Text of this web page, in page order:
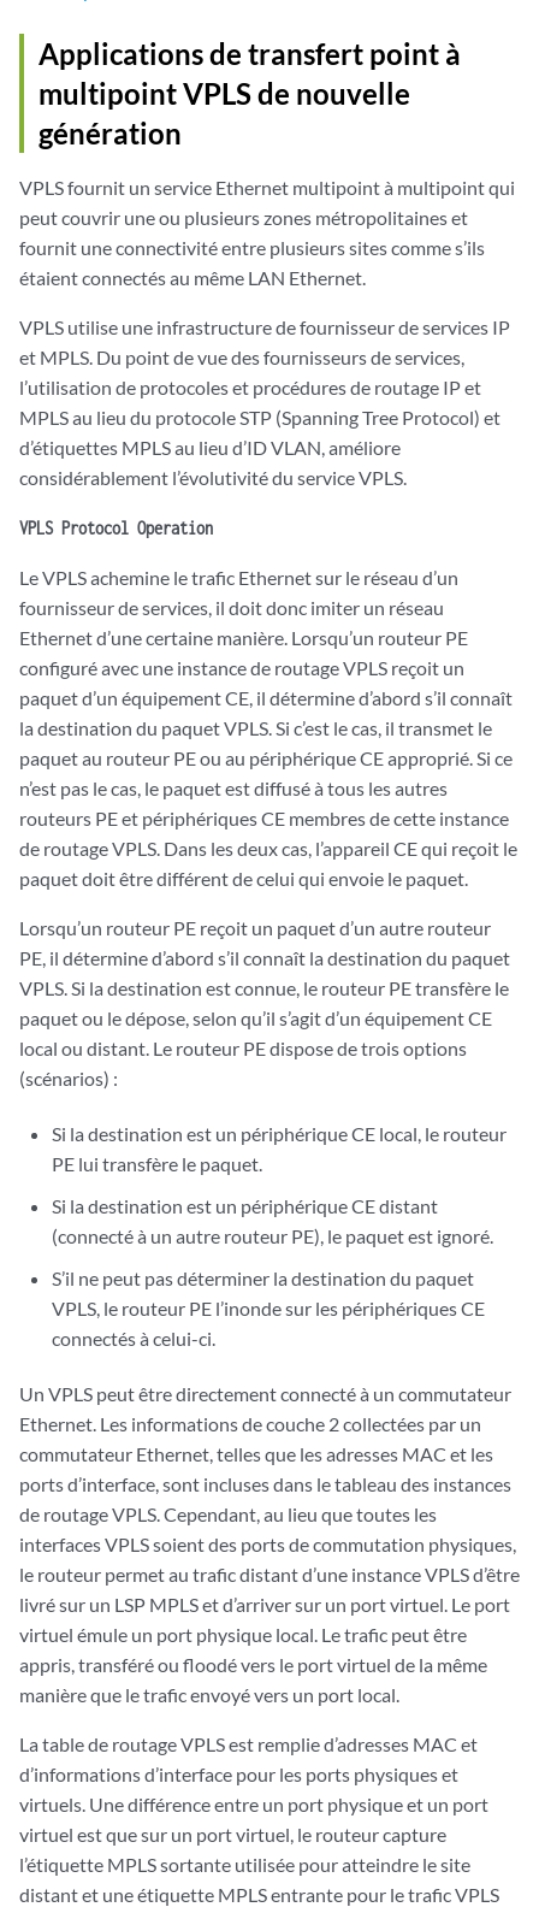
Applications de transfert point à
multipoint VPLS de nouvelle
génération
VPLS fournit un service Ethernet multipoint à multipoint qui
peut couvrir une ou plusieurs zones métropolitaines et
fournit une connectivité entre plusieurs sites comme s’ils
étaient connectés au même LAN Ethernet.
VPLS utilise une infrastructure de fournisseur de services IP
et MPLS. Du point de vue des fournisseurs de services,
l’utilisation de protocoles et procédures de routage IP et
MPLS au lieu du protocole STP (Spanning Tree Protocol) et
d’étiquettes MPLS au lieu d’ID VLAN, améliore
considérablement l’évolutivité du service VPLS.
VPLS Protocol Operation
Le VPLS achemine le trafic Ethernet sur le réseau d’un
fournisseur de services, il doit donc imiter un réseau
Ethernet d’une certaine manière. Lorsqu’un routeur PE
configuré avec une instance de routage VPLS reçoit un
paquet d’un équipement CE, il détermine d’abord s’il connaît
la destination du paquet VPLS. Si c’est le cas, il transmet le
paquet au routeur PE ou au périphérique CE approprié. Si ce
n’est pas le cas, le paquet est diffusé à tous les autres
routeurs PE et périphériques CE membres de cette instance
de routage VPLS. Dans les deux cas, l’appareil CE qui reçoit le
paquet doit être différent de celui qui envoie le paquet.
Lorsqu’un routeur PE reçoit un paquet d’un autre routeur
PE, il détermine d’abord s’il connaît la destination du paquet
VPLS. Si la destination est connue, le routeur PE transfère le
paquet ou le dépose, selon qu’il s’agit d’un équipement CE
local ou distant. Le routeur PE dispose de trois options
(scénarios) :
Si la destination est un périphérique CE local, le routeur
PE lui transfère le paquet.
Si la destination est un périphérique CE distant
(connecté à un autre routeur PE), le paquet est ignoré.
S’il ne peut pas déterminer la destination du paquet
VPLS, le routeur PE l’inonde sur les périphériques CE
connectés à celui-ci.
Un VPLS peut être directement connecté à un commutateur
Ethernet. Les informations de couche 2 collectées par un
commutateur Ethernet, telles que les adresses MAC et les
ports d’interface, sont incluses dans le tableau des instances
de routage VPLS. Cependant, au lieu que toutes les
interfaces VPLS soient des ports de commutation physiques,
le routeur permet au trafic distant d’une instance VPLS d’être
livré sur un LSP MPLS et d’arriver sur un port virtuel. Le port
virtuel émule un port physique local. Le trafic peut être
appris, transféré ou floodé vers le port virtuel de la même
manière que le trafic envoyé vers un port local.
La table de routage VPLS est remplie d’adresses MAC et
d’informations d’interface pour les ports physiques et
virtuels. Une différence entre un port physique et un port
virtuel est que sur un port virtuel, le routeur capture
l’étiquette MPLS sortante utilisée pour atteindre le site
distant et une étiquette MPLS entrante pour le trafic VPLS